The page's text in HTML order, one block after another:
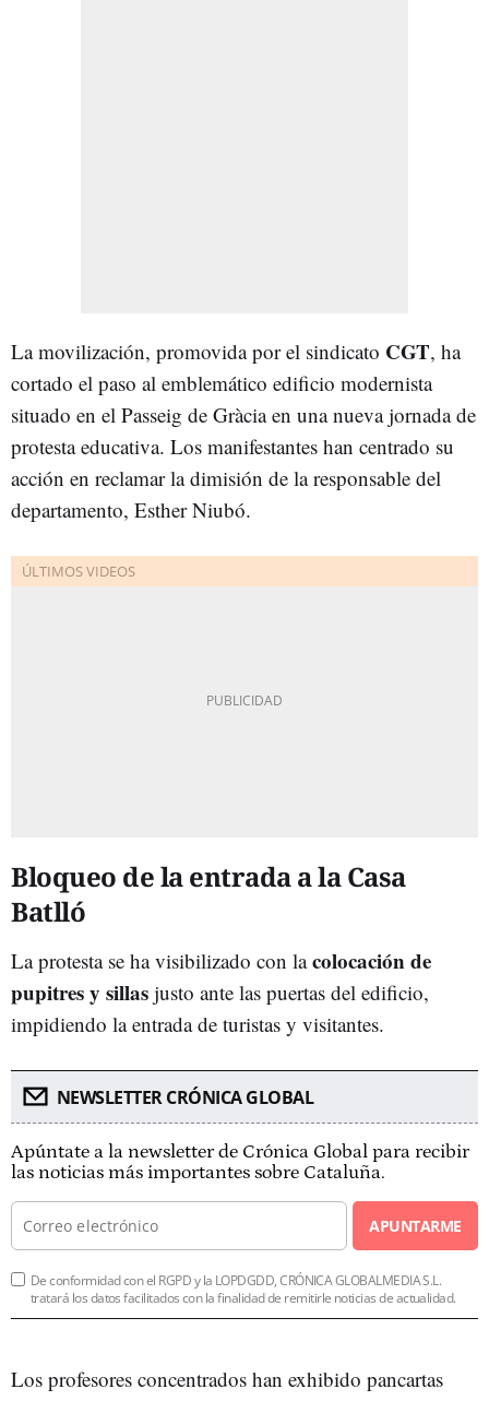
La movilización, promovida por el sindicato CGT, ha
cortado el paso al emblemático edificio modernista
situado en el Passeig de Gràcia en una nueva jornada de
protesta educativa. Los manifestantes han centrado su
acción en reclamar la dimisión de la responsable del
departamento, Esther Niubó.
Bloqueo de la entrada a la Casa
Batlló
La protesta se ha visibilizado con lacolocación de
pupitres y sillas justo ante las puertas del edificio,
impidiendo la entrada de turistas y visitantes.
NEWSLETTER CRÓNICA GLOBAL
Apúntate a la newsletter de Crónica Global para recibir
las noticias más importantes sobre Cataluña.
APUNTARME
De conformidad con el RGPD y la LOPDGDD, CRÓNICA GLOBALMEDIA S.L.
tratará los datos facilitados con la finalidad de remitirle noticias de actualidad.
Los profesores concentrados han exhibido pancartas